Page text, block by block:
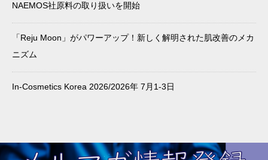
NAEMOS社原料の取り扱いを開始
「Reju Moon」がパワーアップ！新しく解明された肌改善のメカ
ニズム
In-Cosmetics Korea 2026/2026年 7月1-3日